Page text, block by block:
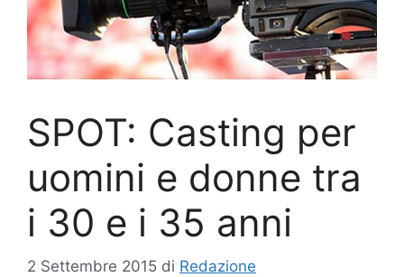
SPOT: Casting per
uomini e donne tra
i 30 e i 35 anni
2 Settembre 2015 di Redazione